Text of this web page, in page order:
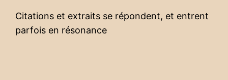
Citations et extraits se répondent, et entrent
parfois en résonance